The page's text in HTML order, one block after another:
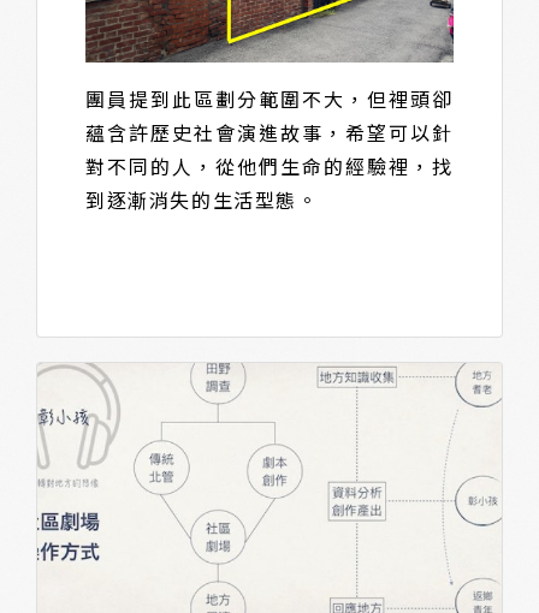
團員提到此區劃分範圍不大，但裡頭卻
蘊含許歷史社會演進故事，希望可以針
對不同的人，從他們生命的經驗裡，找
到逐漸消失的生活型態。